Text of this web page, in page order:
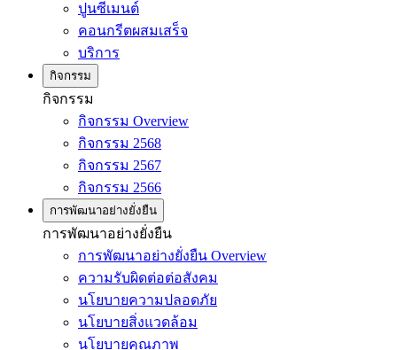
ปูนซีเมนต์
คอนกรีตผสมเสร็จ
บริการ
กิจกรรม
กิจกรรม
กิจกรรม Overview
กิจกรรม 2568
กิจกรรม 2567
กิจกรรม 2566
การพัฒนาอย่างยั่งยืน
การพัฒนาอย่างยั่งยืน
การพัฒนาอย่างยั่งยืน Overview
ความรับผิดต่อต่อสังคม
นโยบายความปลอดภัย
นโยบายสิ่งแวดล้อม
นโยบายคุณภาพ